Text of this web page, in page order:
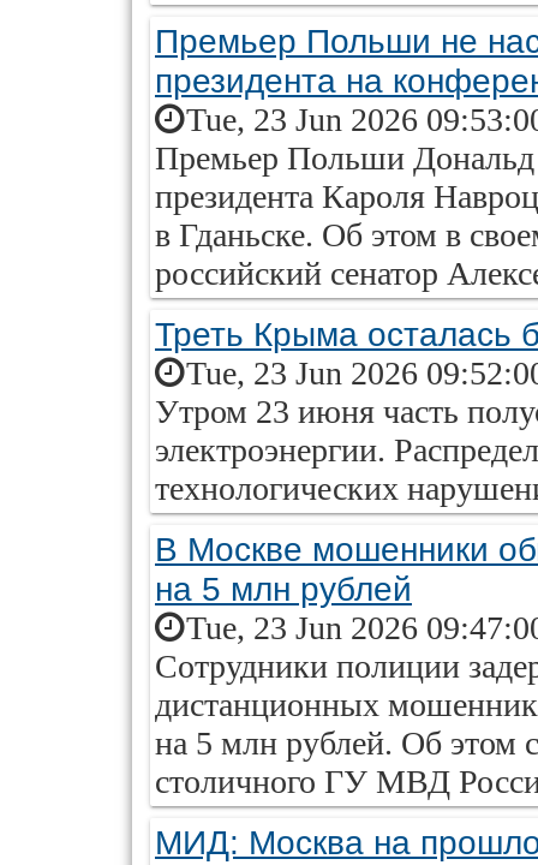
Премьер Польши не
президента на
Tue, 23 Jun 2026
Премьер Польши Дональд
президента Кароля
в Гданьске. Об этом в
российский сенатор
Треть Крыма осталась
Tue, 23 Jun 2026
Утром 23 июня часть
электроэнергии.
технологических
В Москве мошенники
на 5 млн рублей
Tue, 23 Jun 2026
Сотрудники полиции
дистанционных
на 5 млн рублей. Об этом
столичного ГУ МВД
МИД: Москва на